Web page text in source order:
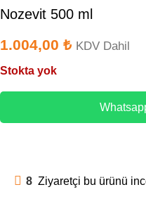
Nozevit 500 ml
1.004,00 ₺ KDV Dahil
Stokta yok
8 Ziyaretçi bu ürünü